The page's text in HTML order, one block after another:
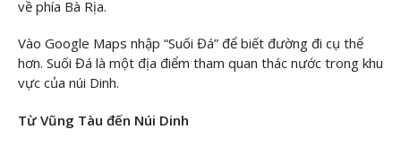
về phía Bà Rịa.
Vào Google Maps nhập “Suối Đá” để biết đường đi cụ thể
hơn. Suối Đá là một địa điểm tham quan thác nước trong khu
vực của núi Dinh.
Từ Vũng Tàu đến Núi Dinh